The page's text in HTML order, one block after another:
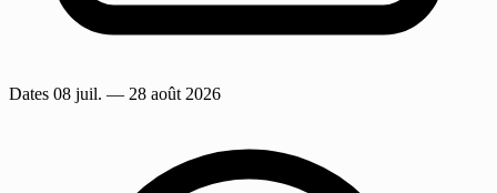
Dates 08 juil. — 28 août 2026